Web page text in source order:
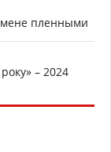
пленными
– 2024